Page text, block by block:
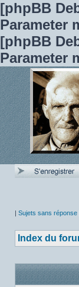
[phpBB
Parameter
[phpBB
Parameter
| Sujets sans réponse
Index du